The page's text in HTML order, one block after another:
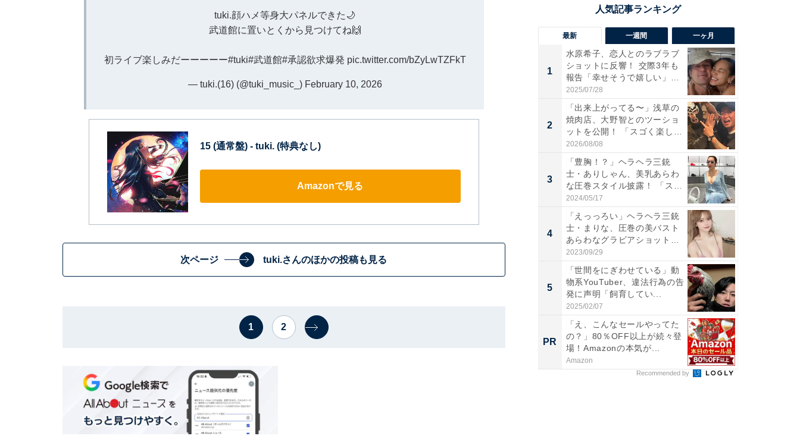
tuki.顔ハメ等身大パネルできた🌙
武道館に置いとくから見つけてね🙌
初ライブ楽しみだーーーーー#tuki#武道館#承認欲求爆発 pic.twitter.com/bZyLwTZFkT
— tuki.(16) (@tuki_music_) February 10, 2026
15 (通常盤) - tuki. (特典なし)
Amazonで見る
次ページ tuki.さんのほかの投稿も見る
1 2
最新 一週間 一ヶ月
1
水原希子、恋人とのラブラブ
ショットに反響！ 交際3年も
報告「幸せそうで嬉しい」
「...
2025/07/28
2
「出来上がってる〜」浅草の
焼肉店、大野智とのツーショ
ットを公開！ 「スゴく楽し
そ...
2026/08/08
3
「豊胸！？」ヘラヘラ三銃
士・ありしゃん、美乳あらわ
な圧巻スタイル披露！ 「スタ
イ...
2024/05/17
4
「えっっろい」ヘラヘラ三銃
士・まりな、圧巻の美バスト
あらわなグラビアショット公
開...
2023/09/29
5
「世間をにぎわせている」動
物系YouTuber、違法行為の告
発に声明「飼育してい...
2025/02/07
PR
「え、こんなセールやってた
の？」80％OFF以上が続々登
場！Amazonの本気が...
Amazon
Recommended by